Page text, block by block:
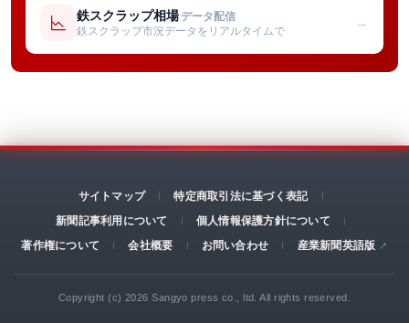
鉄スクラップ相場 データ配信
鉄スクラップ市況データをリアルタイムで
→
サイトマップ
特定商取引法に基づく表記
新聞記事利用について
個人情報保護方針について
著作権について
会社概要 お問い合わせ 産業新聞英語版
Copyright (c) 2026 Sangyo press co., ltd. All rights reserved.